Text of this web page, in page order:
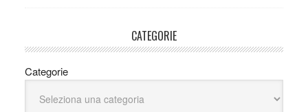
CATEGORIE
Categorie